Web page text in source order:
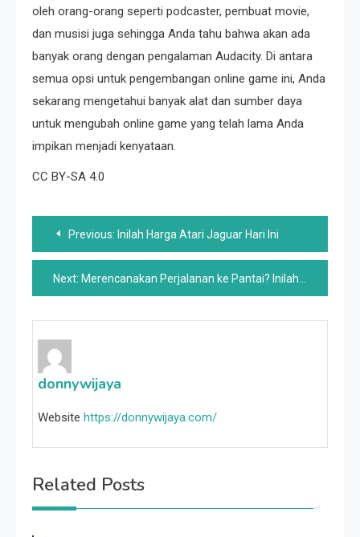
oleh orang-orang seperti podcaster, pembuat movie,
dan musisi juga sehingga Anda tahu bahwa akan ada
banyak orang dengan pengalaman Audacity. Di antara
semua opsi untuk pengembangan online game ini, Anda
sekarang mengetahui banyak alat dan sumber daya
untuk mengubah online game yang telah lama Anda
impikan menjadi kenyataan.
CC BY-SA 4.0
Post
navigation
Previous: Inilah Harga Atari Jaguar Hari Ini
Next: Merencanakan Perjalanan ke Pantai? Inilah Jenis Pakaian Yang Perlu Dikemas
donnywijaya
Website https://donnywijaya.com/
Related Posts